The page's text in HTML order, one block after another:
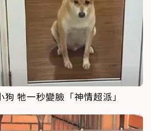
牠一秒變臉「神情超派」